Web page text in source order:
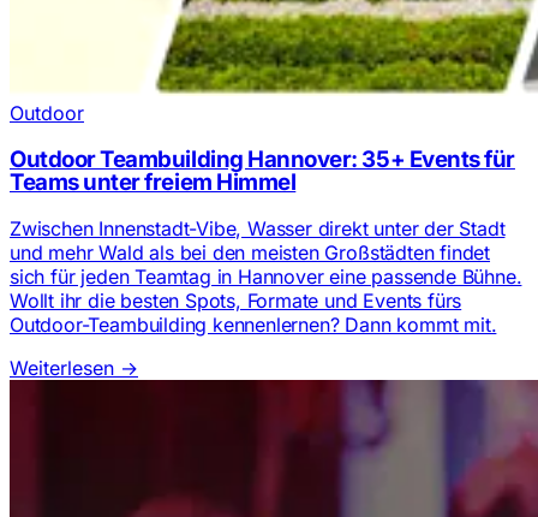
Outdoor
Outdoor Teambuilding Hannover: 35+ Events für
Teams unter freiem Himmel
Zwischen Innenstadt-Vibe, Wasser direkt unter der Stadt
und mehr Wald als bei den meisten Großstädten findet
sich für jeden Teamtag in Hannover eine passende Bühne.
Wollt ihr die besten Spots, Formate und Events fürs
Outdoor-Teambuilding kennenlernen? Dann kommt mit.
Weiterlesen →